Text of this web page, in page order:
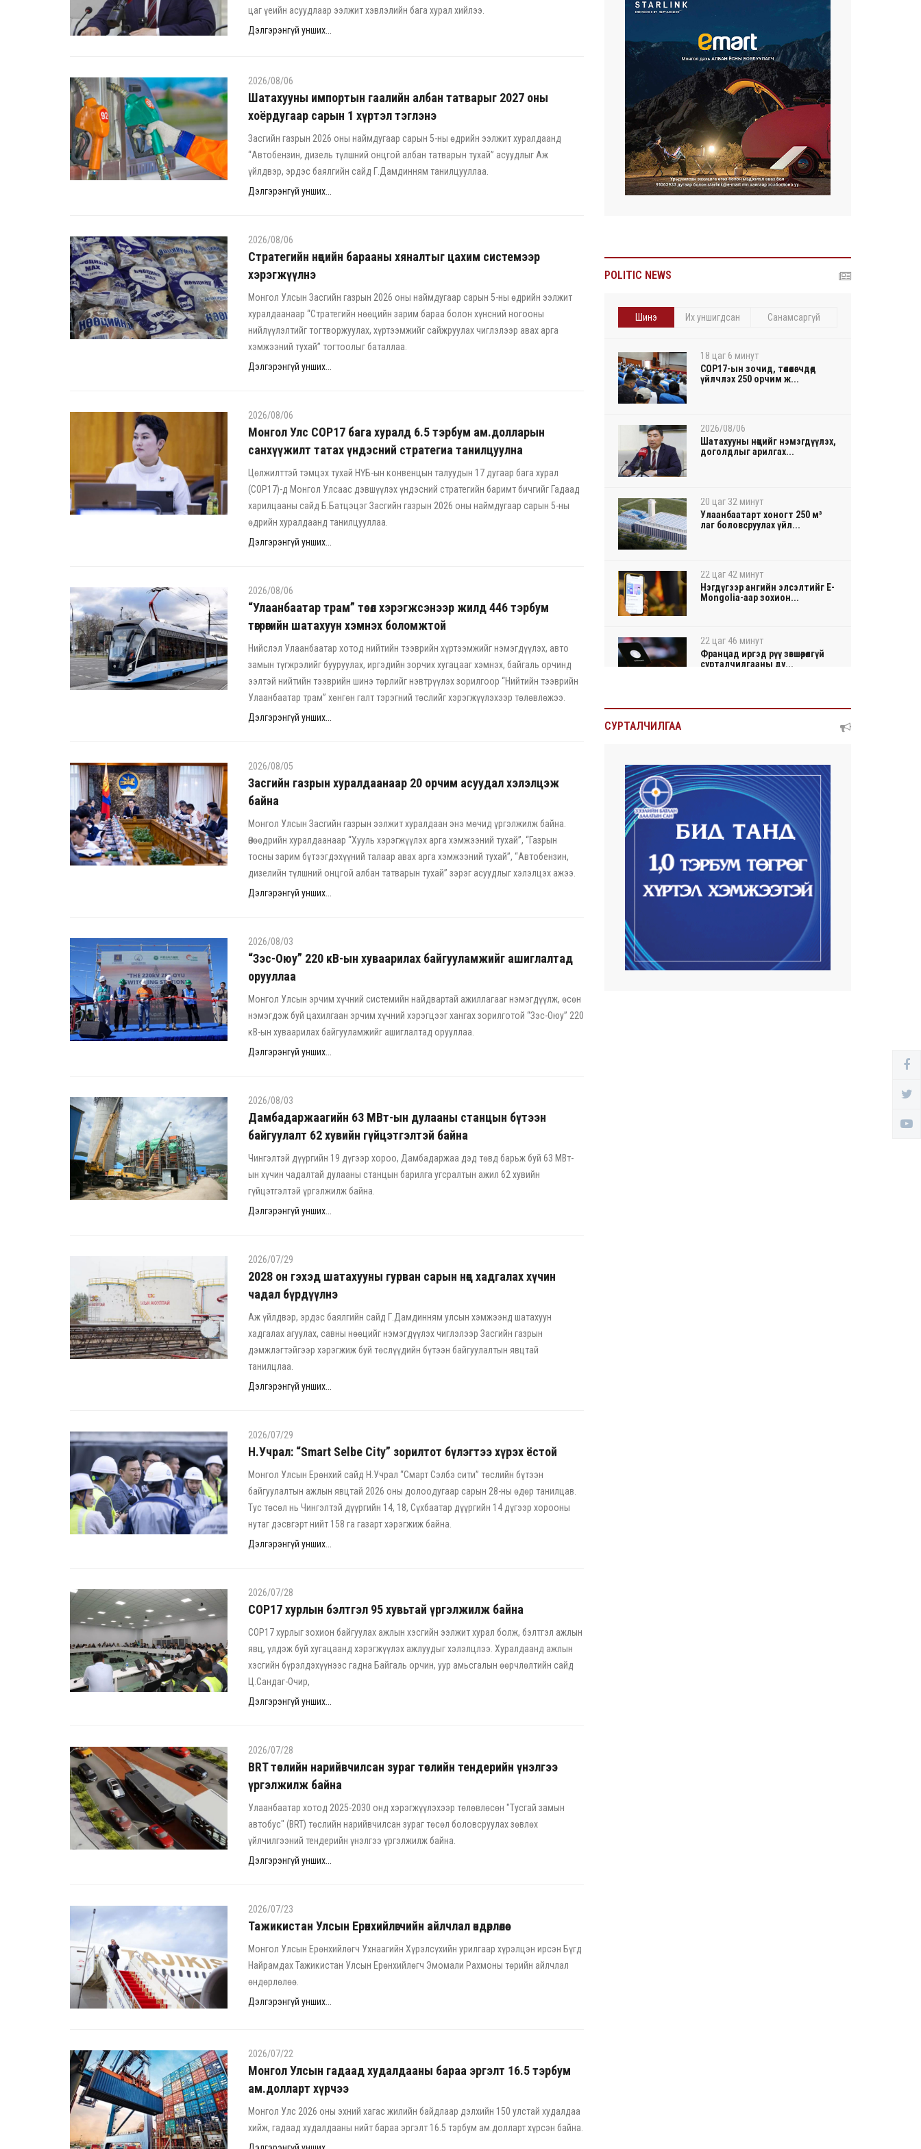
цаг үеийн асуудлаар ээлжит хэвлэлийн бага хурал хийлээ.
Дэлгэрэнгүй унших...
2026/08/06
Шатахууны импортын гаалийн албан татварыг 2027 оны
хоёрдугаар сарын 1 хүртэл тэглэнэ
Засгийн газрын 2026 оны наймдугаар сарын 5-ны өдрийн ээлжит хуралдаанд
“Автобензин, дизель түлшний онцгой албан татварын тухай” асуудлыг Аж
үйлдвэр, эрдэс баялгийн сайд Г.Дамдинням танилцууллаа.
Дэлгэрэнгүй унших...
2026/08/06
Стратегийн нөөцийн барааны хяналтыг цахим системээр
хэрэгжүүлнэ
Монгол Улсын Засгийн газрын 2026 оны наймдугаар сарын 5-ны өдрийн ээлжит
хуралдаанаар “Стратегийн нөөцийн зарим бараа болон хүнсний ногооны
нийлүүлэлтийг тогтворжуулах, хүртээмжийг сайжруулах чиглэлээр авах арга
хэмжээний тухай” тогтоолыг баталлаа.
Дэлгэрэнгүй унших...
2026/08/06
Монгол Улс COP17 бага хуралд 6.5 тэрбум ам.долларын
санхүүжилт татах үндэсний стратегиа танилцуулна
Цөлжилттэй тэмцэх тухай НҮБ-ын конвенцын талуудын 17 дугаар бага хурал
(COP17)-д Монгол Улсаас дэвшүүлэх үндэсний стратегийн баримт бичгийг Гадаад
харилцааны сайд Б.Батцэцэг Засгийн газрын 2026 оны наймдугаар сарын 5-ны
өдрийн хуралдаанд танилцууллаа.
Дэлгэрэнгүй унших...
2026/08/06
“Улаанбаатар трам” төсөл хэрэгжсэнээр жилд 446 тэрбум
төгрөгийн шатахуун хэмнэх боломжтой
Нийслэл Улаанбаатар хотод нийтийн тээврийн хүртээмжийг нэмэгдүүлэх, авто
замын түгжрэлийг бууруулах, иргэдийн зорчих хугацааг хэмнэх, байгаль орчинд
ээлтэй нийтийн тээврийн шинэ төрлийг нэвтрүүлэх зорилгоор “Нийтийн тээврийн
Улаанбаатар трам” хөнгөн галт тэрэгний төслийг хэрэгжүүлэхээр төлөвлөжээ.
Дэлгэрэнгүй унших...
2026/08/05
Засгийн газрын хуралдаанаар 20 орчим асуудал хэлэлцэж
байна
Монгол Улсын Засгийн газрын ээлжит хуралдаан энэ мөчид үргэлжилж байна.
Өнөөдрийн хуралдаанаар “Хууль хэрэгжүүлэх арга хэмжээний тухай”, “Газрын
тосны зарим бүтээгдэхүүний талаар авах арга хэмжээний тухай”, “Автобензин,
дизелийн түлшний онцгой албан татварын тухай” зэрэг асуудлыг хэлэлцэх ажээ.
Дэлгэрэнгүй унших...
2026/08/03
“Зэс-Оюу” 220 кВ-ын хуваарилах байгууламжийг ашиглалтад
орууллаа
Монгол Улсын эрчим хүчний системийн найдвартай ажиллагааг нэмэгдүүлж, өсөн
нэмэгдэж буй цахилгаан эрчим хүчний хэрэгцээг хангах зорилготой “Зэс-Оюу” 220
кВ-ын хуваарилах байгууламжийг ашиглалтад орууллаа.
Дэлгэрэнгүй унших...
2026/08/03
Дамбадаржаагийн 63 МВт-ын дулааны станцын бүтээн
байгуулалт 62 хувийн гүйцэтгэлтэй байна
Чингэлтэй дүүргийн 19 дүгээр хороо, Дамбадаржаа дэд төвд барьж буй 63 МВт-
ын хүчин чадалтай дулааны станцын барилга угсралтын ажил 62 хувийн
гүйцэтгэлтэй үргэлжилж байна.
Дэлгэрэнгүй унших...
2026/07/29
2028 он гэхэд шатахууны гурван сарын нөөц хадгалах хүчин
чадал бүрдүүлнэ
Аж үйлдвэр, эрдэс баялгийн сайд Г.Дамдинням улсын хэмжээнд шатахуун
хадгалах агуулах, савны нөөцийг нэмэгдүүлэх чиглэлээр Засгийн газрын
дэмжлэгтэйгээр хэрэгжиж буй төслүүдийн бүтээн байгуулалтын явцтай
танилцлаа.
Дэлгэрэнгүй унших...
2026/07/29
Н.Учрал: “Smart Selbe City” зорилтот бүлэгтээ хүрэх ёстой
Монгол Улсын Ерөнхий сайд Н.Учрал “Смарт Сэлбэ сити” төслийн бүтээн
байгуулалтын ажлын явцтай 2026 оны долоодугаар сарын 28-ны өдөр танилцав.
Тус төсөл нь Чингэлтэй дүүргийн 14, 18, Сүхбаатар дүүргийн 14 дүгээр хорооны
нутаг дэсвгэрт нийт 158 га газарт хэрэгжиж байна.
Дэлгэрэнгүй унших...
2026/07/28
COP17 хурлын бэлтгэл 95 хувьтай үргэлжилж байна
COP17 хурлыг зохион байгуулах ажлын хэсгийн ээлжит хурал болж, бэлтгэл ажлын
явц, үлдэж буй хугацаанд хэрэгжүүлэх ажлуудыг хэлэлцлээ. Хуралдаанд ажлын
хэсгийн бүрэлдэхүүнээс гадна Байгаль орчин, уур амьсгалын өөрчлөлтийн сайд
Ц.Сандаг-Очир,
Дэлгэрэнгүй унших...
2026/07/28
BRT төслийн нарийвчилсан зураг төслийн тендерийн үнэлгээ
үргэлжилж байна
Улаанбаатар хотод 2025-2030 онд хэрэгжүүлэхээр төлөвлөсөн "Тусгай замын
автобус" (BRT) төслийн нарийвчилсан зураг төсөл боловсруулах зөвлөх
үйлчилгээний тендерийн үнэлгээ үргэлжилж байна.
Дэлгэрэнгүй унших...
2026/07/23
Тажикистан Улсын Ерөнхийлөгчийн айлчлал өндөрлөлөө
Монгол Улсын Ерөнхийлөгч Ухнаагийн Хүрэлсүхийн урилгаар хүрэлцэн ирсэн Бүгд
Найрамдах Тажикистан Улсын Ерөнхийлөгч Эмомали Рахмоны төрийн айлчлал
өндөрлөлөө.
Дэлгэрэнгүй унших...
2026/07/22
Монгол Улсын гадаад худалдааны бараа эргэлт 16.5 тэрбум
ам.долларт хүрчээ
Монгол Улс 2026 оны эхний хагас жилийн байдлаар дэлхийн 150 улстай худалдаа
хийж, гадаад худалдааны нийт бараа эргэлт 16.5 тэрбум ам.долларт хүрсэн байна.
POLITIC NEWS
Шинэ Их уншигдсан Санамсаргүй
18 цаг 6 минут
COP17-ын зочид, төлөөлөгчдөд
үйлчлэх 250 орчим ж...
2026/08/06
Шатахууны нөөцийг нэмэгдүүлэх,
доголдлыг арилгах...
20 цаг 32 минут
Улаанбаатарт хоногт 250 м³
лаг боловсруулах үйл...
22 цаг 42 минут
Нэгдүгээр ангийн элсэлтийг E-
Mongolia-аар зохион...
22 цаг 46 минут
Францад иргэд рүү зөвшөөрөлгүй
сурталчилгааны ду...
22 цаг 50 минут
22 цаг 53 минут
Автомашины улсын дугаар
сондгой тоогоор төгссөн ...
Улаанбаатарт өдөртөө 30 хэм
хучилттай авто замын
СУРТАЛЧИЛГАА